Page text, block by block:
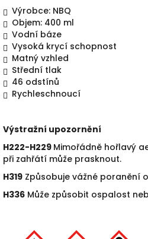
Výrobce: NBQ
Objem: 400 ml
Vodní báze
Vysoká krycí schopnost
Matný vzhled
Střední tlak
46 odstínů
Rychleschnoucí
Výstražní upozornění
H222-H229 Mimořádně hořlavý
při zahřátí může prasknout.
H319 Způsobuje vážné poranění
H336 Může způsobit ospalost